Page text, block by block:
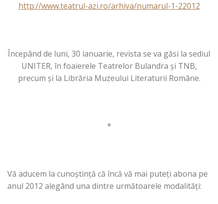
http://www.teatrul-azi.ro/arhiva/numarul-1-22012
Începând de luni, 30 ianuarie, revista se va găsi la sediul
UNITER, în foaierele Teatrelor Bulandra şi TNB,
precum şi la Librăria Muzeului Literaturii Române.
*
Vă aducem la cunoştinţă că încă vă mai puteţi abona pe
anul 2012 alegând una dintre următoarele modalităţi: